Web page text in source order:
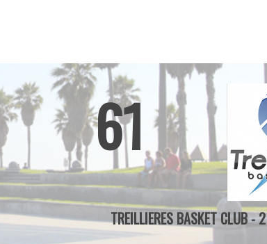
61
TREILLIERES BASKET CLUB - 2